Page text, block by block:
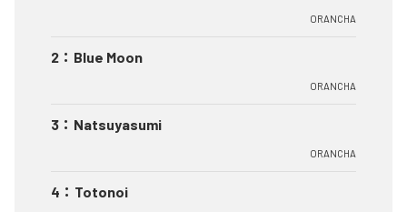
ORANCHA
2 ： Blue Moon
ORANCHA
3 ： Natsuyasumi
ORANCHA
4 ： Totonoi